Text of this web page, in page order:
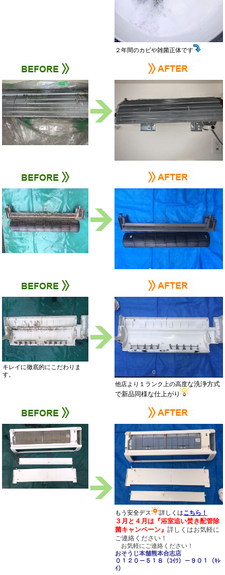
２年間のカビや雑菌正体です
キレイに徹底的にこだわりま
す。
他店より１ランク上の高度な洗浄方式
で新品同様な仕上がり
もう安全デス 詳しくはこちら！
３月と４月は『浴室追い焚き配管除
菌キャンペーン』 詳しくはお気軽に
ご連絡ください！
お気軽にご連絡ください！
おそうじ本舗熊本合志店
０１２０－５１８（ｺｲﾜ）－９０１（ｷﾚ
ｲ）